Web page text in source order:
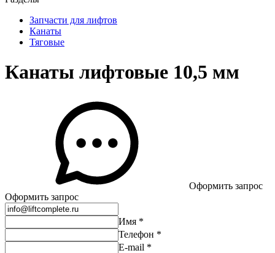
Запчасти для лифтов
Канаты
Тяговые
Канаты лифтовые 10,5 мм
Оформить запрос
Оформить запрос
Имя *
Телефон *
E-mail *